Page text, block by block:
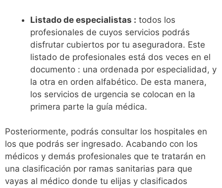
Listado de especialistas : todos los
profesionales de cuyos servicios podrás
disfrutar cubiertos por tu aseguradora. Este
listado de profesionales está dos veces en el
documento : una ordenada por especialidad, y
la otra en orden alfabético. De esta manera,
los servicios de urgencia se colocan en la
primera parte la guía médica.
Posteriormente, podrás consultar los hospitales en
los que podrás ser ingresado. Acabando con los
médicos y demás profesionales que te tratarán en
una clasificación por ramas sanitarias para que
vayas al médico donde tu elijas y clasificados